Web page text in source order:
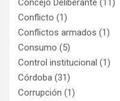
Concejo Deliberante (11)
Conflicto (1)
Conflictos armados (1)
Consumo (5)
Control institucional (1)
Córdoba (31)
Corrupción (1)